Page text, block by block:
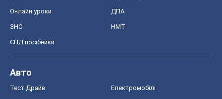
Онлайн уроки ДПА
ЗНО НМТ
СНД посібники
Авто
Тест Драйв Електромобілі